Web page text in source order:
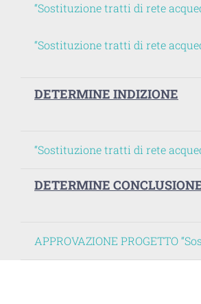
“Sostituzione tratti di rete
“Sostituzione tratti di rete
DETERMINE INDIZIONE
“Sostituzione tratti di rete
DETERMINE
APPROVAZIONE PROGETTO